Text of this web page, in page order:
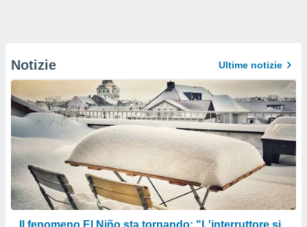
Notizie Ultime notizie
Il fenomeno El Niño sta tornando: "L'interruttore si